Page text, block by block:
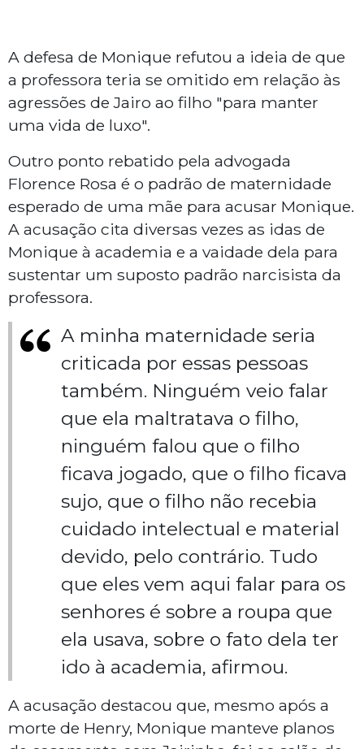
A defesa de Monique refutou a ideia de que
a professora teria se omitido em relação às
agressões de Jairo ao filho "para manter
uma vida de luxo".
Outro ponto rebatido pela advogada
Florence Rosa é o padrão de maternidade
esperado de uma mãe para acusar Monique.
A acusação cita diversas vezes as idas de
Monique à academia e a vaidade dela para
sustentar um suposto padrão narcisista da
professora.
A minha maternidade seria
criticada por essas pessoas
também. Ninguém veio falar
que ela maltratava o filho,
ninguém falou que o filho
ficava jogado, que o filho ficava
sujo, que o filho não recebia
cuidado intelectual e material
devido, pelo contrário. Tudo
que eles vem aqui falar para os
senhores é sobre a roupa que
ela usava, sobre o fato dela ter
ido à academia, afirmou.
A acusação destacou que, mesmo após a
morte de Henry, Monique manteve planos